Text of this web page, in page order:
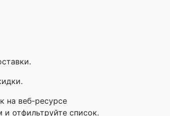
на веб-ресурсе
отфильтруйте список.